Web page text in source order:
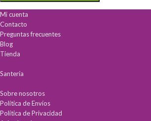
Mi cuenta
Contacto
Preguntas frecuentes
Blog
Tienda
Santería
Sobre nosotros
Política de Envíos
Política de Privacidad